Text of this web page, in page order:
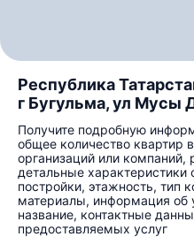
Республика
г Бугульма, ул Мусы
Получите подробную
общее количество квартир
организаций или
детальные характеристики
постройки, этажность, тип
материалы, информация
название, контактные
предоставляемых услуг